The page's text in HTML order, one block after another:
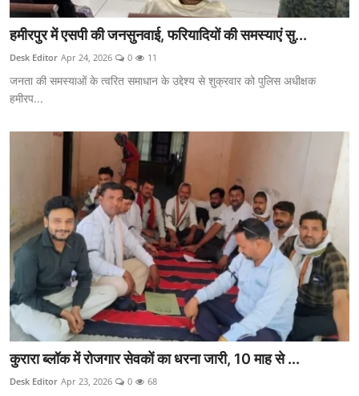
हमीरपुर में एसपी की जनसुनवाई, फरियादियों की समस्याएं सु...
Desk Editor Apr 24, 2026 0 11
जनता की समस्याओं के त्वरित समाधान के उद्देश्य से शुक्रवार को पुलिस अधीक्षक
हमीरप...
कुरारा ब्लॉक में रोजगार सेवकों का धरना जारी, 10 माह से ...
Desk Editor Apr 23, 2026 0 68